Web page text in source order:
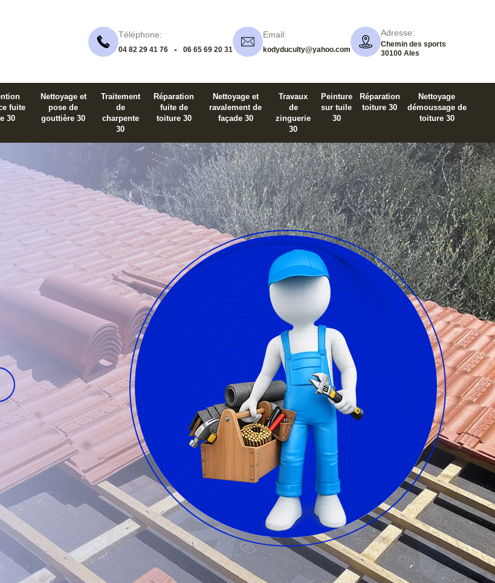
Téléphone:
04 82 29 41 76 - 06 65 69 20 31
Email:
kodyduculty@yahoo.com
Adresse:
Chemin des sports
30100 Ales
fuite
30
Nettoyage et
pose de
gouttière 30
Traitement
de
charpente
30
Réparation
fuite de
toiture 30
Nettoyage et
ravalement de
façade 30
Travaux
de
zinguerie
30
Peinture
sur tuile
30
Réparation
toiture 30
Nettoyage
démoussage de
toiture 30